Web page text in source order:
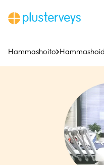
sisältöön
Hammashoito